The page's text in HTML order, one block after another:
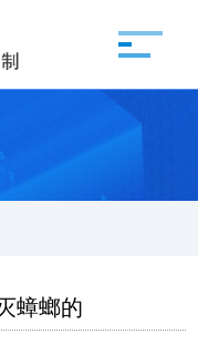
蟑螂的